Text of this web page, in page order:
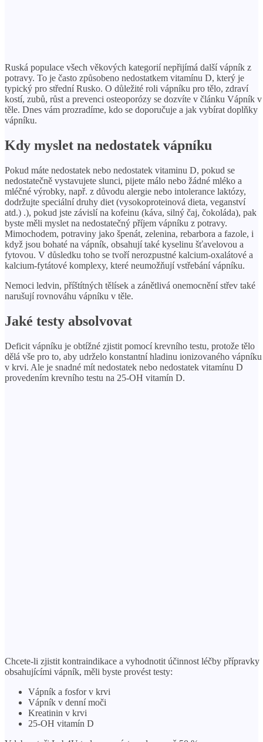
Ruská populace všech věkových kategorií nepřijímá další vápník z
potravy. To je často způsobeno nedostatkem vitamínu D, který je
typický pro střední Rusko. O důležité roli vápníku pro tělo, zdraví
kostí, zubů, růst a prevenci osteoporózy se dozvíte v článku Vápník v
těle. Dnes vám prozradíme, kdo se doporučuje a jak vybírat doplňky
vápníku.
Kdy myslet na nedostatek vápníku
Pokud máte nedostatek nebo nedostatek vitaminu D, pokud se
nedostatečně vystavujete slunci, pijete málo nebo žádné mléko a
mléčné výrobky, např. z důvodu alergie nebo intolerance laktózy,
dodržujte speciální druhy diet (vysokoproteinová dieta, veganství
atd.) .), pokud jste závislí na kofeinu (káva, silný čaj, čokoláda), pak
byste měli myslet na nedostatečný příjem vápníku z potravy.
Mimochodem, potraviny jako špenát, zelenina, rebarbora a fazole, i
když jsou bohaté na vápník, obsahují také kyselinu šťavelovou a
fytovou. V důsledku toho se tvoří nerozpustné kalcium-oxalátové a
kalcium-fytátové komplexy, které neumožňují vstřebání vápníku.
Nemoci ledvin, příštítných tělísek a zánětlivá onemocnění střev také
narušují rovnováhu vápníku v těle.
Jaké testy absolvovat
Deficit vápníku je obtížné zjistit pomocí krevního testu, protože tělo
dělá vše pro to, aby udrželo konstantní hladinu ionizovaného vápníku
v krvi. Ale je snadné mít nedostatek nebo nedostatek vitamínu D
provedením krevního testu na 25-OH vitamín D.
Chcete-li zjistit kontraindikace a vyhodnotit účinnost léčby přípravky
obsahujícími vápník, měli byste provést testy:
Vápník a fosfor v krvi
Vápník v denní moči
Kreatinin v krvi
25-OH vitamín D